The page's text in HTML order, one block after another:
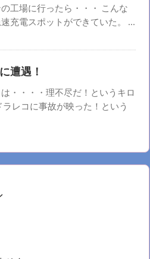
工場に行ったら・・・ こんな
充電スポットができていた。 ...
遭遇！
・・・・理不尽だ！というキロ
ラレコに事故が映った！という